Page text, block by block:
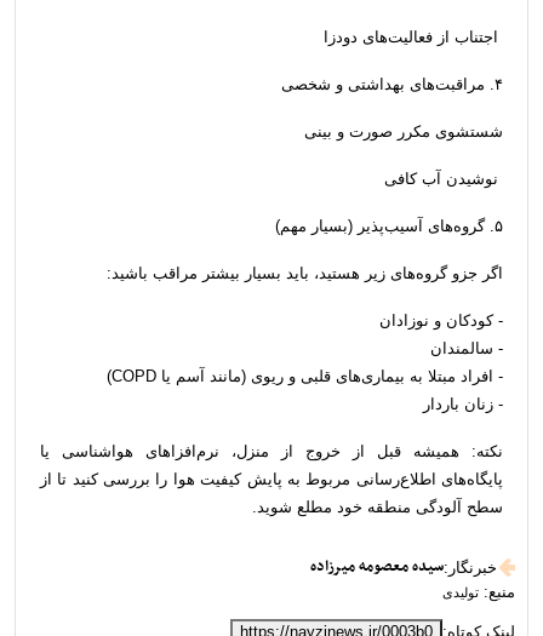
اجتناب از فعالیت‌های دودزا
۴. مراقبت‌های بهداشتی و شخصی
شستشوی مکرر صورت و بینی
نوشیدن آب کافی
۵. گروه‌های آسیب‌پذیر (بسیار مهم)
اگر جزو گروه‌های زیر هستید، باید بسیار بیشتر مراقب باشید:
- کودکان و نوزادان
- سالمندان
- افراد مبتلا به بیماری‌های قلبی و ریوی (مانند آسم یا COPD)
- زنان باردار
نکته: همیشه قبل از خروج از منزل، نرم‌افزاهای هواشناسی یا
پایگاه‌های اطلاع‌رسانی مربوط به پایش کیفیت هوا را بررسی کنید تا از
سطح آلودگی منطقه خود مطلع شوید.
خبرنگار :سیده معصومه میرزاده
منبع: تولیدی
لینک کوتاه: https://nayzinews.ir/0003b0